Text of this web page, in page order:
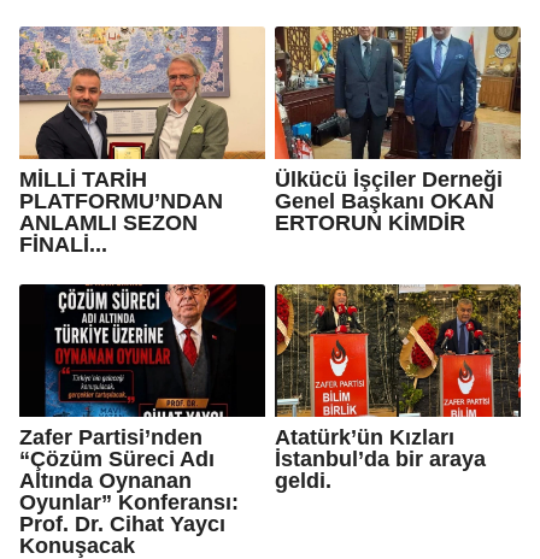
MİLLİ TARİH
PLATFORMU’NDAN
ANLAMLI SEZON
FİNALİ...
Ülkücü İşçiler Derneği
Genel Başkanı OKAN
ERTORUN KİMDİR
Zafer Partisi’nden
“Çözüm Süreci Adı
Altında Oynanan
Oyunlar” Konferansı:
Prof. Dr. Cihat Yaycı
Konuşacak
Atatürk’ün Kızları
İstanbul’da bir araya
geldi.